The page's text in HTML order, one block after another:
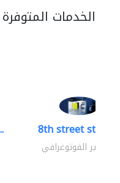
الخدمات
8th street studios
التصوير الفوتوغرافي